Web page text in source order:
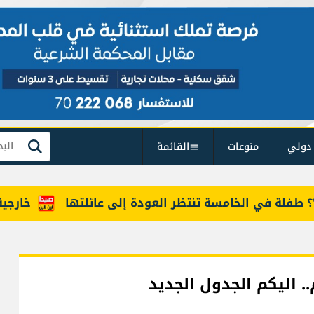
منوعات القائمة بحث
خارجية الخامسة تنتظر العودة إلى عائلتها
اليكم الجدول الجديد